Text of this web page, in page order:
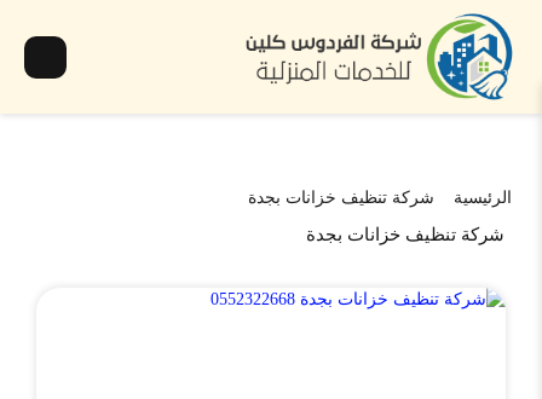
الرئيسية شركة تنظيف خزانات بجدة
شركة تنظيف خزانات بجدة